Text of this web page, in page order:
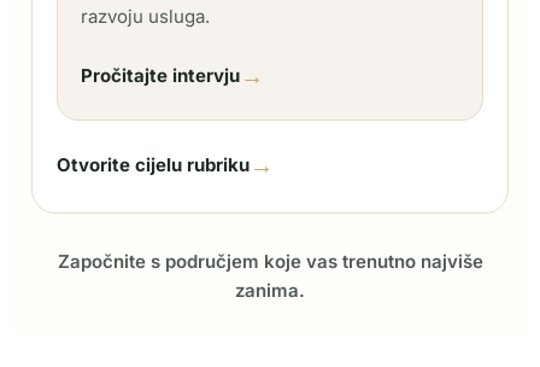
razvoju usluga.
Pročitajte intervju →
Otvorite cijelu rubriku →
Započnite s područjem koje vas trenutno najviše
zanima.